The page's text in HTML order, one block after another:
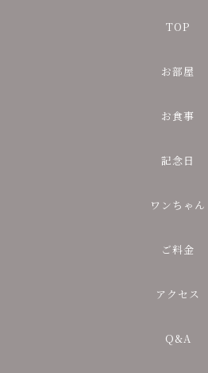
TOP
お部屋
お食事
記念日
ワンちゃん
ご料金
アクセス
Q&A